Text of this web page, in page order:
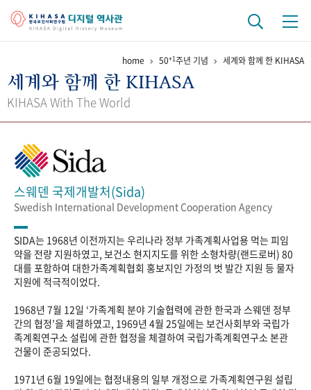
걸어온 길 기관 변천사 역대 기관장
정책과 연구 키워드로 보는 연구 역사
간행물 변천사
기록물 아카이브
사진 아카이브 문서 기록물 행정박물 영상 기록물
성과 50선 숫자로 보는 50년 50+1주년 광장
세계와 함께 한 KIHASA
VR 역사관
home 50+1주년 기념 세계와 함께 한 KIHASA
세계와 함께 한 KIHASA
KIHASA With The World
스웨덴 국제개발처(Sida)
Swedish International Development Cooperation Agency
SIDA는 1968년 이전까지는 우리나라 정부 가족계획사업용 먹는 피임
약을 전량 지원하였고, 보건소 현지지도를 위한 소형차량(랜드로버) 80
대를 포함하여 대한가족계획협회 홍보지인 가정의 벗 발간 지원 등 물자
지원에 적극적이었다.
1968년 7월 12일 ‘가족계획 분야 기술협력에 관한 한국과 스웨덴 정부
간의 협정’을 체결하였고, 1969년 4월 25일에는 보건사회부와 국립가
족계획연구소 설립에 관한 협정을 체결하여 국립가족계획연구소 본관
건물이 준공되었다.
1971년 6월 19일에는 협정내용의 일부 개정으로 가족계획연구원 설립